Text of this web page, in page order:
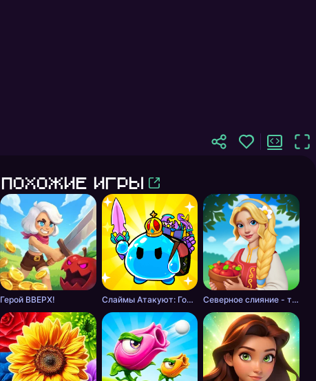
Похожие игры
Герой ВВЕРХ! Слаймы Атакуют: Головоломка! Северное слияние - тайна леса